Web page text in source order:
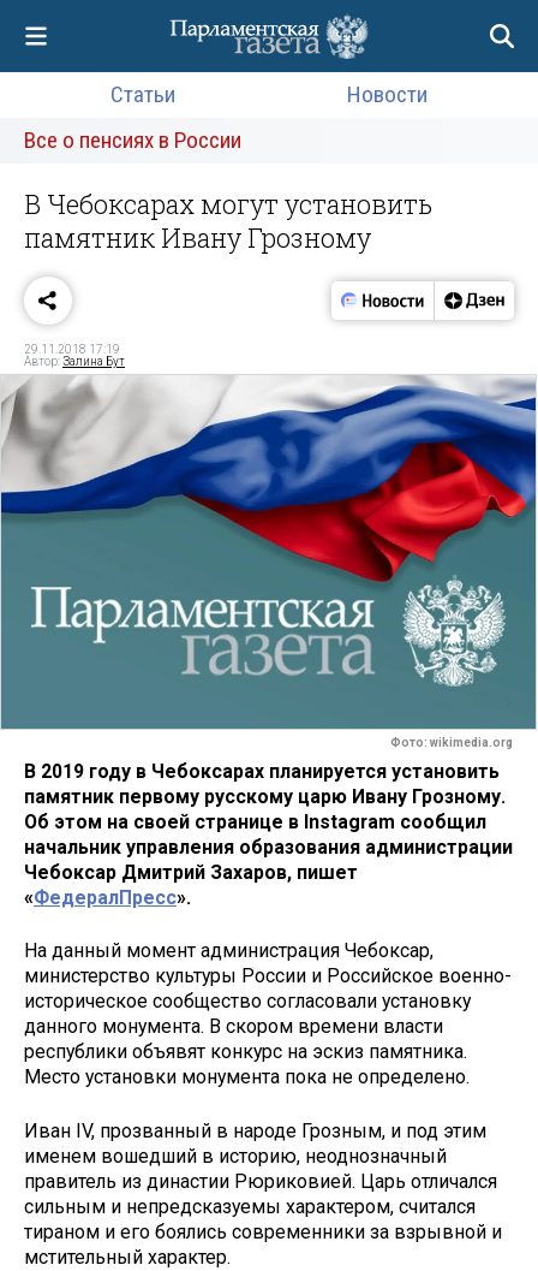
Статьи
Новости
Все о пенсиях в России
В Чебоксарах могут установить
памятник Ивану Грозному
29.11.2018 17:19
Автор:Залина Бут
Фото: wikimedia.org
В 2019 году в Чебоксарах планируется установить
памятник первому русскому царю Ивану Грозному.
Об этом на своей странице в Instagram сообщил
начальник управления образования администрации
Чебоксар Дмитрий Захаров, пишет
«ФедералПресс».
На данный момент администрация Чебоксар,
министерство культуры России и Российское военно-
историческое сообщество согласовали установку
данного монумента. В скором времени власти
республики объявят конкурс на эскиз памятника.
Место установки монумента пока не определено.
Иван IV, прозванный в народе Грозным, и под этим
именем вошедший в историю, неоднозначный
правитель из династии Рюриковией. Царь отличался
сильным и непредсказуемы характером, считался
тираном и его боялись современники за взрывной и
мстительный характер.